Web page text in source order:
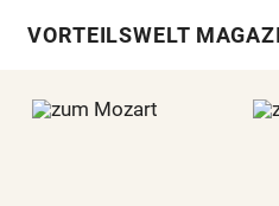
VORTEILSWELT